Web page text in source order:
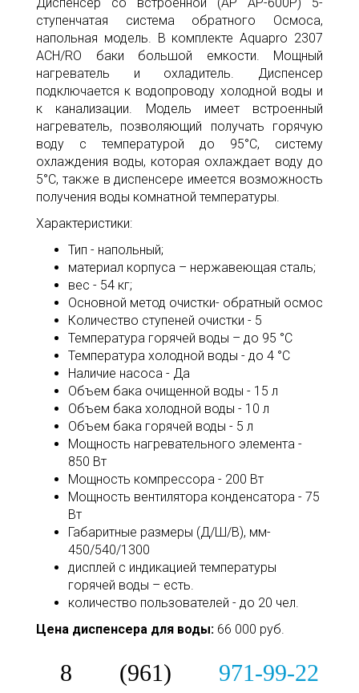
ступенчатая система обратного Осмоса,
напольная модель. В комплекте Aquapro 2307
АCH/RO баки большой емкости. Мощный
нагреватель и охладитель. Диспенсер
подключается к водопроводу холодной воды и
к канализации. Модель имеет встроенный
нагреватель, позволяющий получать горячую
воду с температурой до 95°С, систему
охлаждения воды, которая охлаждает воду до
5°С, также в диспенсере имеется возможность
получения воды комнатной температуры.
Характеристики:
Тип - напольный;
материал корпуса – нержавеющая сталь;
вес - 54 кг;
Основной метод очистки- обратный осмос
Количество ступеней очистки - 5
Температура горячей воды – до 95 °С
Температура холодной воды - до 4 °С
Наличие насоса - Да
Объем бака очищенной воды - 15 л
Объем бака холодной воды - 10 л
Объем бака горячей воды - 5 л
Мощность нагревательного элемента -
850 Вт
Мощность компрессора - 200 Вт
Мощность вентилятора конденсатора - 75
Вт
Габаритные размеры (Д/Ш/В), мм-
450/540/1300
дисплей с индикацией температуры
горячей воды – есть.
количество пользователей - до 20 чел.
Цена диспенсера для воды: 66 000 руб.
8 (961) 971-99-22